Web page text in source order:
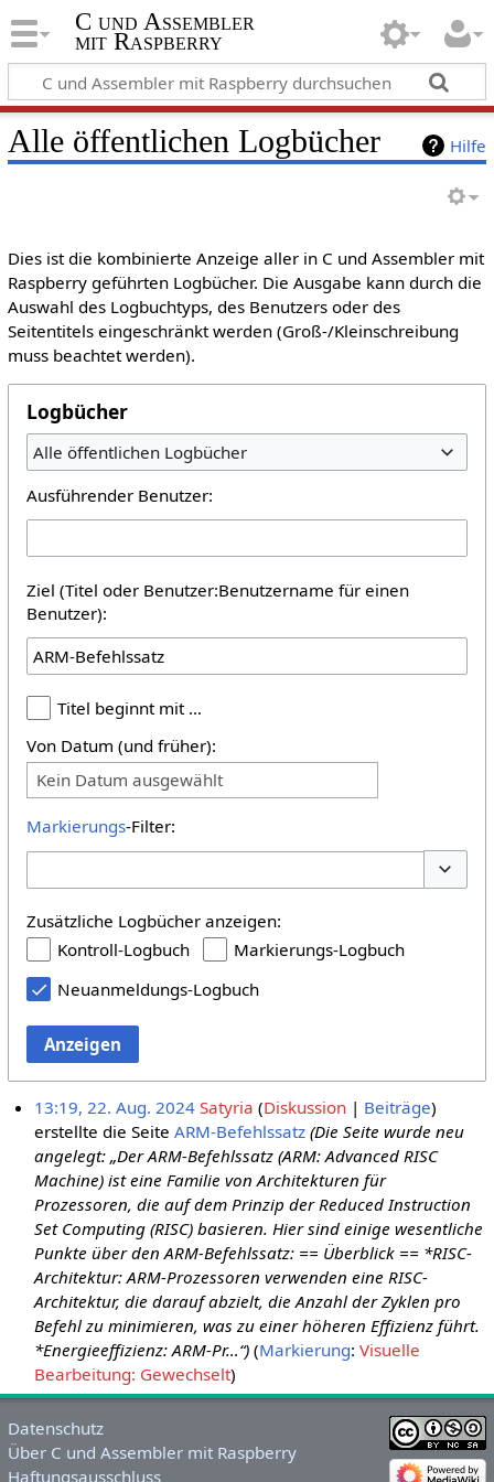
C und Assembler
mit Raspberry
Hilfe
Alle öffentlichen Logbücher
Dies ist die kombinierte Anzeige aller in C und Assembler mit
Raspberry geführten Logbücher. Die Ausgabe kann durch die
Auswahl des Logbuchtyps, des Benutzers oder des
Seitentitels eingeschränkt werden (Groß-/Kleinschreibung
muss beachtet werden).
Logbücher
Alle öffentlichen Logbücher
Ausführender Benutzer:
Ziel (Titel oder Benutzer:Benutzername für einen
Benutzer):
Titel beginnt mit …
Von Datum (und früher):
Kein Datum ausgewählt
Markierungs-Filter:
Zusätzliche Logbücher anzeigen:
Kontroll-Logbuch
Markierungs-Logbuch
Neuanmeldungs-Logbuch
Anzeigen
13:19, 22. Aug. 2024 Satyria Diskussion
Beiträge
erstellte die SeiteARM-Befehlssatz (Die Seite wurde neu
angelegt: „Der ARM-Befehlssatz (ARM: Advanced RISC
Machine) ist eine Familie von Architekturen für
Prozessoren, die auf dem Prinzip der Reduced Instruction
Set Computing (RISC) basieren. Hier sind einige wesentliche
Punkte über den ARM-Befehlssatz: == Überblick == *RISC-
Architektur: ARM-Prozessoren verwenden eine RISC-
Architektur, die darauf abzielt, die Anzahl der Zyklen pro
Befehl zu minimieren, was zu einer höheren Effizienz führt.
*Energieeffizienz: ARM-Pr…“) Markierung:Visuelle
Bearbeitung: Gewechselt
Datenschutz
Über C und Assembler mit Raspberry
Haftungsausschluss